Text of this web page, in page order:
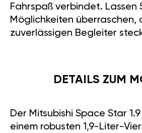
Fahrspaß verbindet. Lassen
Möglichkeiten überraschen,
zuverlässigen Begleiter
DETAILS ZUM
Der Mitsubishi Space Star
einem robusten 1,9-Liter-